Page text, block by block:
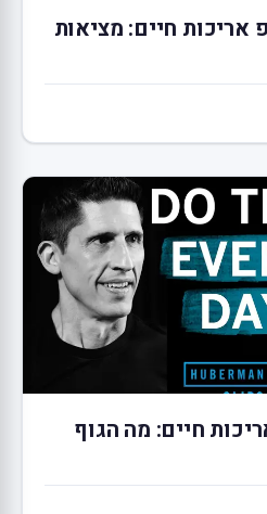
אריכות חיים: מציאות
חיים: מה הגוף